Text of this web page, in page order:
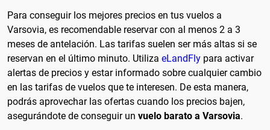
Para conseguir los mejores precios en tus vuelos a
Varsovia, es recomendable reservar con al menos 2 a 3
meses de antelación. Las tarifas suelen ser más altas si se
reservan en el último minuto. Utiliza eLandFly para activar
alertas de precios y estar informado sobre cualquier cambio
en las tarifas de vuelos que te interesen. De esta manera,
podrás aprovechar las ofertas cuando los precios bajen,
asegurándote de conseguir un vuelo barato a Varsovia.